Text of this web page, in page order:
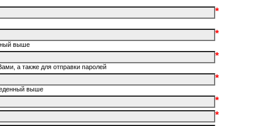
*
*
выше
*
а также для отправки паролей
*
выше
*
*